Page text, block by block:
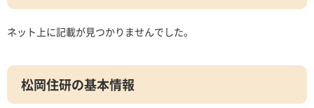
ネット上に記載が見つかりませんでした。
松岡住研の基本情報